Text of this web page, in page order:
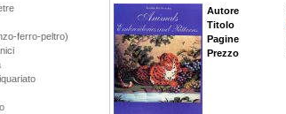
ferro-peltro)
Autore
Titolo
Pagine
Prezzo